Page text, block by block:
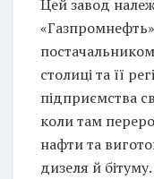
Цей завод
столиці та її
підприємства
коли там
нафти та
дизеля й